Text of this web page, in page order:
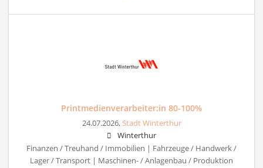
Printmedienverarbeiter:in 80-100%
24.07.2026,Stadt Winterthur
Winterthur
Finanzen / Treuhand / Immobilien | Fahrzeuge / Handwerk /
Lager / Transport | Maschinen- / Anlagenbau / Produktion